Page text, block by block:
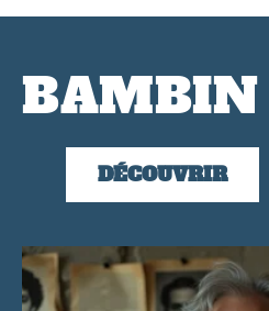
BAMBIN
DÉCOUVRIR